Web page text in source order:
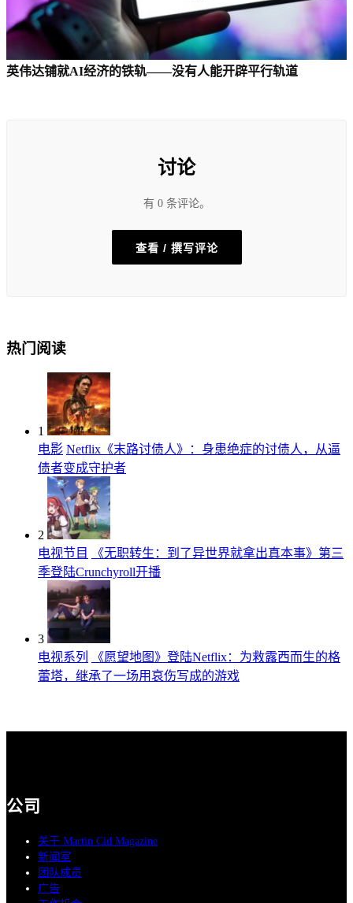
英伟达铺就AI经济的铁轨——没有人能开辟平行轨道
讨论
有 0 条评论。
查看 / 撰写评论
热门阅读
1
电影 Netflix《末路讨债人》：身患绝症的讨债人，从逼
债者变成守护者
2
电视节目
《无职转生：到了异世界就拿出真本事》第三
季登陆Crunchyroll开播
3
电视系列
《愿望地图》登陆Netflix：为救露西而生的格
蕾塔，继承了一场用哀伤写成的游戏
公司
关于 Martin Cid Magazine
新闻室
团队成员
广告